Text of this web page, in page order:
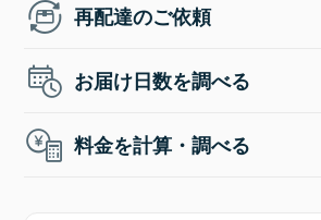
再配達のご依頼
お届け日数を調べる
料金を計算・調べる